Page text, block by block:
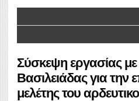
Σύσκεψη εργασίας
Βασιλειάδας για την
μελέτης του